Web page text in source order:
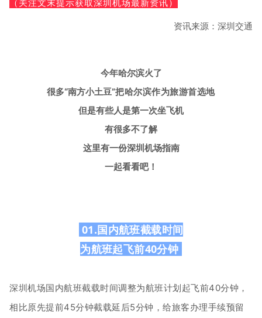
（关注文末提示获取深圳机场最新资讯）
资讯来源：深圳交通
今年哈尔滨火了
很多“南方小土豆”把哈尔滨作为旅游首选地
但是有些人是第一次坐飞机
有很多不了解
这里有一份深圳机场指南
一起看看吧！
01.国内航班截载时间
为航班起飞前40分钟
深圳机场国内航班截载时间调整为航班计划起飞前40分钟，
相比原先提前45分钟截载延后5分钟，给旅客办理手续预留